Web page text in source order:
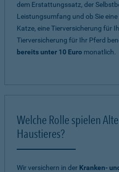
dem Erstattungssatz, der
Leistungsumfang und ob Sie
Katze, eine Tierversicherung für
Tierversicherung für Ihr Pferd
bereits unter 10 Euro monatlich.
Welche Rolle spielen
Haustieres?
Wir versichern in der Kranken-